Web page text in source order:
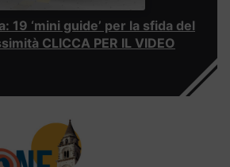
19 ‘mini guide’ per la sfida del
CLICCA PER IL VIDEO